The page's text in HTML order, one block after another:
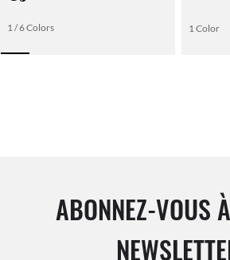
1 / 6 Colors 1 Color
ABONNEZ-VOUS